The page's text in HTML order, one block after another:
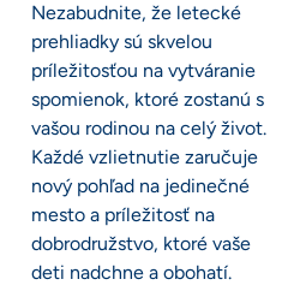
Nezabudnite, že letecké
prehliadky sú skvelou
príležitosťou na vytváranie
spomienok, ktoré zostanú s
vašou rodinou na celý život.
Každé vzlietnutie zaručuje
nový pohľad na jedinečné
mesto a príležitosť na
dobrodružstvo, ktoré vaše
deti nadchne a obohatí.